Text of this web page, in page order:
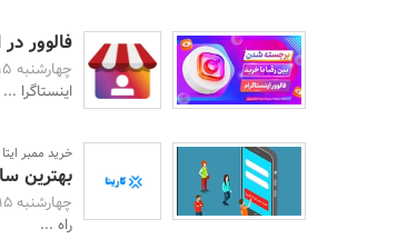
فالوور
چهارشنبه 15 آذر 02، 22:53 -
اینستاگرا ...
خرید ممبر ایتا
بهترین
چهارشنبه 15 آذر 02، 22:50 -
راه ...